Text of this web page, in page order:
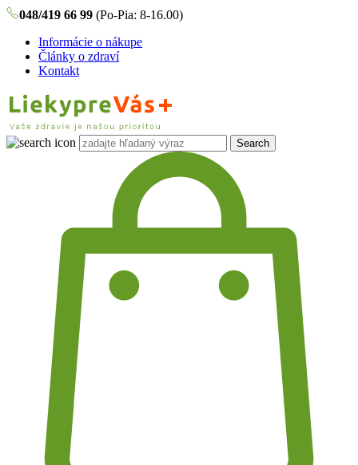
048/419 66 99 (Po-Pia: 8-16.00)
Informácie o nákupe
Články o zdraví
Kontakt